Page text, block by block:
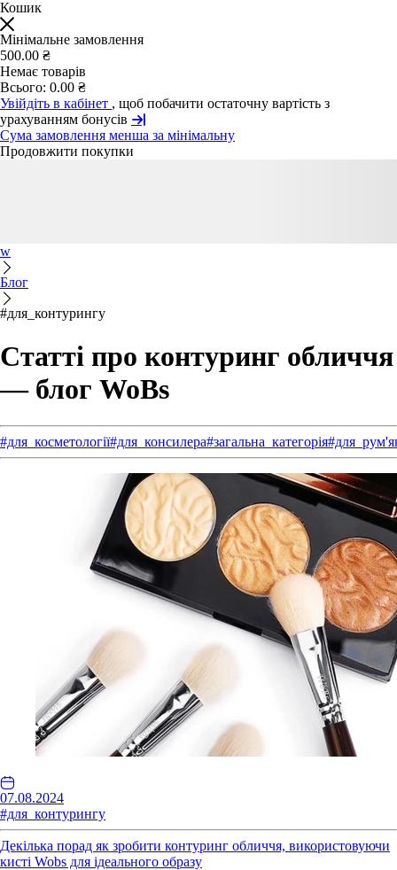
Кошик
Мінімальне замовлення
500.00 ₴
Немає товарів
Всього: 0.00 ₴
Увійдіть в кабінет , щоб побачити остаточну вартість з
урахуванням бонусів
Сума замовлення менша за мінімальну
Продовжити покупки
w
Блог
#для_контурингу
Статті про контуринг обличчя
— блог WoBs
#для_косметології#для_консилера#загальна_категорія
07.08.2024
#для_контурингу
Декілька порад як зробити контуринг обличчя, використовуючи
кисті Wobs для ідеального образу